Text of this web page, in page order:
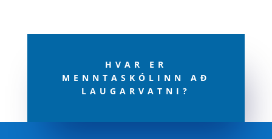
HVAR ER
MENNTASKÓLINN AÐ
LAUGARVATNI?